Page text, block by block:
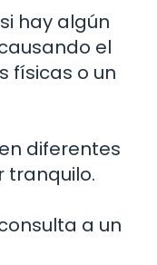
hay algún
el
físicas o un
diferentes
tranquilo.
a un